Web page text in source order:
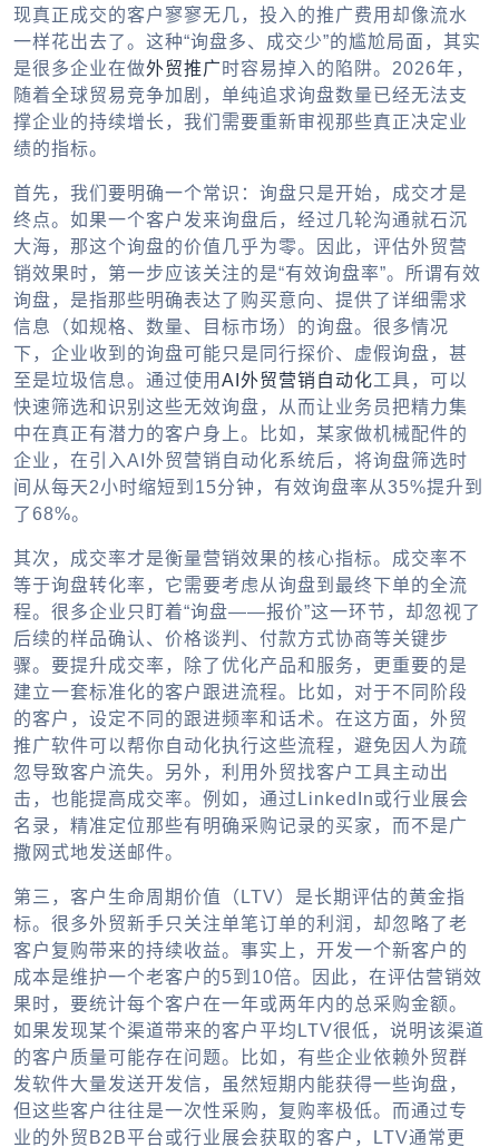
现真正成交的客户寥寥无几，投入的推广费用却像流水
一样花出去了。这种“询盘多、成交少”的尴尬局面，其实
是很多企业在做外贸推广 时容易掉入的陷阱。2026年，
随着全球贸易竞争加剧，单纯追求询盘数量已经无法支
撑企业的持续增长，我们需要重新审视那些真正决定业
绩的指标。
首先，我们要明确一个常识：询盘只是开始，成交才是
终点。如果一个客户发来询盘后，经过几轮沟通就石沉
大海，那这个询盘的价值几乎为零。因此，评估外贸营
销效果时，第一步应该关注的是“有效询盘率”。所谓有效
询盘，是指那些明确表达了购买意向、提供了详细需求
信息（如规格、数量、目标市场）的询盘。很多情况
下，企业收到的询盘可能只是同行探价、虚假询盘，甚
至是垃圾信息。通过使用 AI外贸营销自动化工具，可以
快速筛选和识别这些无效询盘，从而让业务员把精力集
中在真正有潜力的客户身上。比如，某家做机械配件的
企业，在引入AI外贸营销自动化系统后，将询盘筛选时
间从每天2小时缩短到15分钟，有效询盘率从35%提升到
了68%。
其次，成交率才是衡量营销效果的核心指标。成交率不
等于询盘转化率，它需要考虑从询盘到最终下单的全流
程。很多企业只盯着“询盘——报价”这一环节，却忽视了
后续的样品确认、价格谈判、付款方式协商等关键步
骤。要提升成交率，除了优化产品和服务，更重要的是
建立一套标准化的客户跟进流程。比如，对于不同阶段
的客户，设定不同的跟进频率和话术。在这方面，外贸
推广软件可以帮你自动化执行这些流程，避免因人为疏
忽导致客户流失。另外，利用外贸找客户工具主动出
击，也能提高成交率。例如，通过LinkedIn或行业展会
名录，精准定位那些有明确采购记录的买家，而不是广
撒网式地发送邮件。
第三，客户生命周期价值（LTV）是长期评估的黄金指
标。很多外贸新手只关注单笔订单的利润，却忽略了老
客户复购带来的持续收益。事实上，开发一个新客户的
成本是维护一个老客户的5到10倍。因此，在评估营销效
果时，要统计每个客户在一年或两年内的总采购金额。
如果发现某个渠道带来的客户平均LTV很低，说明该渠道
的客户质量可能存在问题。比如，有些企业依赖外贸群
发软件大量发送开发信，虽然短期内能获得一些询盘，
但这些客户往往是一次性采购，复购率极低。而通过专
业的外贸B2B平台或行业展会获取的客户，LTV通常更